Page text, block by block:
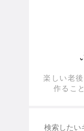
楽しい老
作るこ